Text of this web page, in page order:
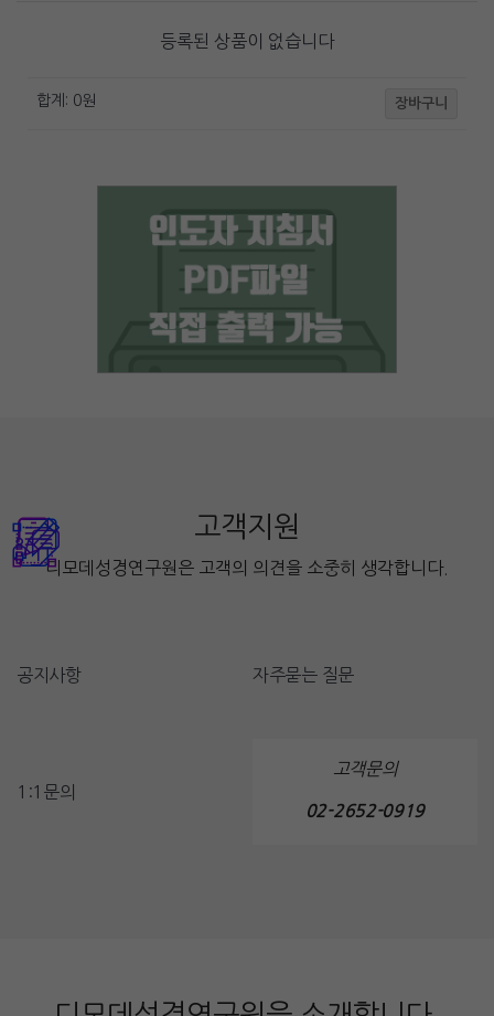
등록된 상품이 없습니다
합계: 0원 장바구니
고객지원
디모데성경연구원은 고객의 의견을 소중히 생각합니다.
공지사항 자주묻는 질문
1:1문의
고객문의
02-2652-0919